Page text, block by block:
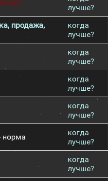
лучше?
продажа,
когда
лучше?
когда
лучше?
когда
лучше?
когда
лучше?
норма
когда
лучше?
когда
лучше?